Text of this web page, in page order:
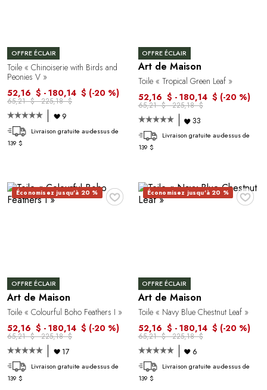
OFFRE ÉCLAIR
Toile « Chinoiserie with Birds and
Peonies V »
52,16 $ - 180,14 $ (-20 %)
65,21 $ - 225,18 $
9
Livraison gratuite au-dessus de
139 $
OFFRE ÉCLAIR
Art de Maison
Toile « Tropical Green Leaf »
52,16 $ - 180,14 $ (-20 %)
65,21 $ - 225,18 $
33
Livraison gratuite au-dessus de
139 $
♥
Économisez jusqu'à 20 %
OFFRE ÉCLAIR
Art de Maison
Toile « Colourful Boho Feathers I »
52,16 $ - 180,14 $ (-20 %)
65,21 $ - 225,18 $
17
Livraison gratuite au-dessus de
139 $
♥
Économisez jusqu'à 20 %
OFFRE ÉCLAIR
Art de Maison
Toile « Navy Blue Chestnut Leaf »
52,16 $ - 180,14 $ (-20 %)
65,21 $ - 225,18 $
6
Livraison gratuite au-dessus de
139 $